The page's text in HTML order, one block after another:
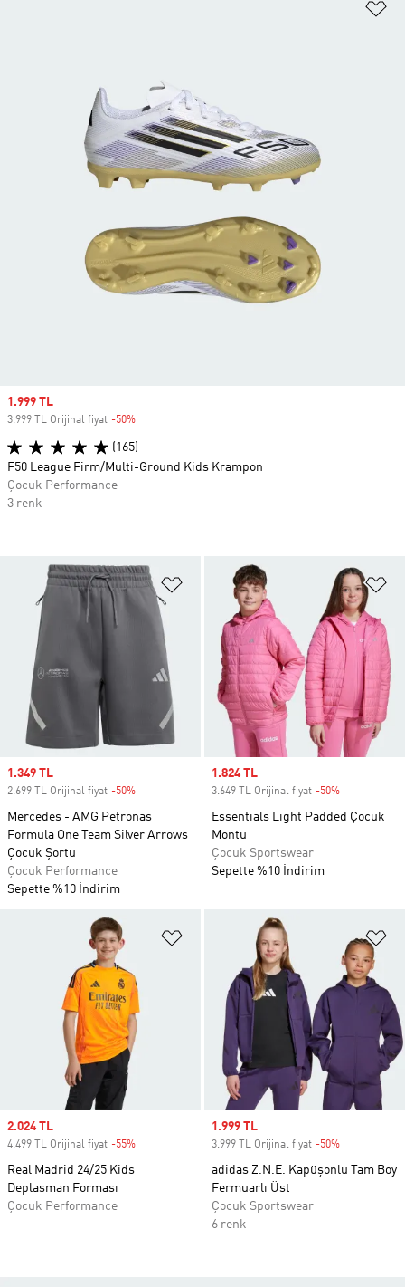
Favori Listesine Ekle
Sale price
1.349 TL
2.699 TL Orijinal fiyat -50%
Mercedes - AMG Petronas
Formula One Team Silver Arrows
Çocuk Şortu
Çocuk Performance
Sepette %10 İndirim
Sale price
1.824 TL
3.649 TL Orijinal fiyat -50%
Essentials Light Padded Çocuk
Montu
Çocuk Sportswear
Sepette %10 İndirim
Favori Listesine Ekle
Sale price
2.024 TL
4.499 TL Orijinal fiyat -55%
Real Madrid 24/25 Kids
Deplasman Forması
Çocuk Performance
Sale price
1.999 TL
3.999 TL Orijinal fiyat -50%
adidas Z.N.E. Kapüşonlu Tam Boy
Fermuarlı Üst
Çocuk Sportswear
6 renk
Sale price
1.999 TL
3.999 TL Orijinal fiyat -50%
(165)
F50 League Firm/Multi-Ground Kids Krampon
Çocuk Performance
3 renk